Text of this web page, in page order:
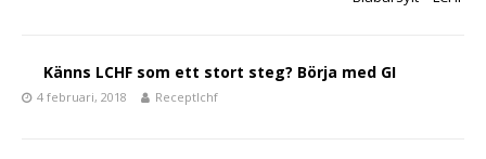
k
Känns LCHF som ett stort steg? Börja med GI
4 februari, 2018 Receptlchf